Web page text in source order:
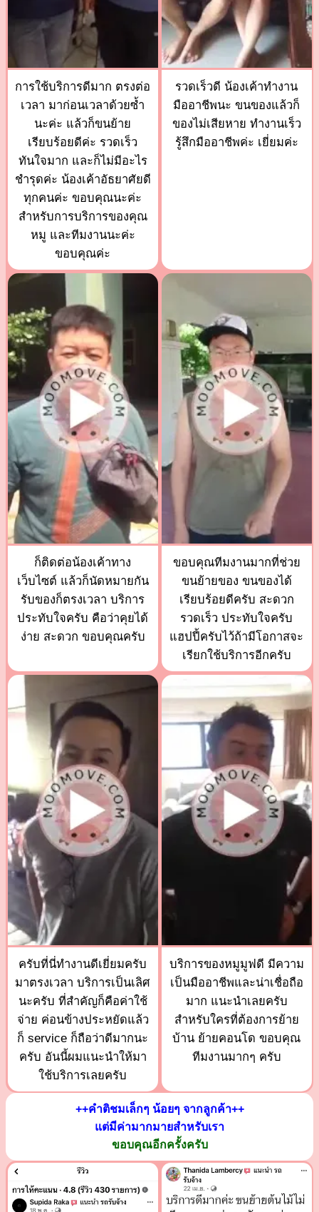
การใช้บริการดีมาก ตรงต่อ
เวลา มาก่อนเวลาด้วยซ้ำ
นะค่ะ แล้วก็ขนย้าย
เรียบร้อยดีค่ะ รวดเร็ว
ทันใจมาก และก็ไม่มีอะไร
ชำรุดค่ะ น้องเค้าอัธยาศัยดี
ทุกคนค่ะ ขอบคุณนะค่ะ
สำหรับการบริการของคุณ
หมู และทีมงานนะค่ะ
ขอบคุณค่ะ
รวดเร็วดี น้องเค้าทำงาน
มืออาชีพนะ ขนของแล้วก็
ของไม่เสียหาย ทำงานเร็ว
รู้สึกมืออาชีพค่ะ เยี่ยมค่ะ
ก็ติดต่อน้องเค้าทาง
เว็บไซต์ แล้วก็นัดหมายกัน
รับของก็ตรงเวลา บริการ
ประทับใจครับ คือว่าคุยได้
ง่าย สะดวก ขอบคุณครับ
ขอบคุณทีมงานมากที่ช่วย
ขนย้ายของ ขนของได้
เรียบร้อยดีครับ สะดวก
รวดเร็ว ประทับใจครับ
แฮปปี้ครับไว้ถ้ามีโอกาสจะ
เรียกใช้บริการอีกครับ
ครับที่นี่ทำงานดีเยี่ยมครับ
มาตรงเวลา บริการเป็นเลิศ
นะครับ ที่สำคัญก็คือค่าใช้
จ่าย ค่อนข้างประหยัดแล้ว
ก็ service ก็ถือว่าดีมากนะ
ครับ อันนี้ผมแนะนำให้มา
ใช้บริการเลยครับ
บริการของหมูมูฟดี มีความ
เป็นมืออาชีพและน่าเชื่อถือ
มาก แนะนำเลยครับ
สำหรับใครที่ต้องการย้าย
บ้าน ย้ายคอนโด ขอบคุณ
ทีมงานมากๆ ครับ
++คำติชมเล็กๆ น้อยๆ จากลูกค้า++
แต่มีค่ามากมายสำหรับเรา
ขอบคุณอีกครั้งครับ